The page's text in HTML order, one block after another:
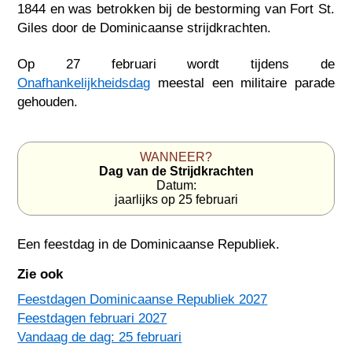
1844 en was betrokken bij de bestorming van Fort St.
Giles door de Dominicaanse strijdkrachten.
Op 27 februari wordt tijdens de
Onafhankelijkheidsdag meestal een militaire parade
gehouden.
WANNEER?
Dag van de Strijdkrachten
Datum:
jaarlijks op 25 februari
Een feestdag inde Dominicaanse Republiek.
Zie ook
Feestdagen Dominicaanse Republiek 2027
Feestdagen februari 2027
Vandaag de dag: 25 februari